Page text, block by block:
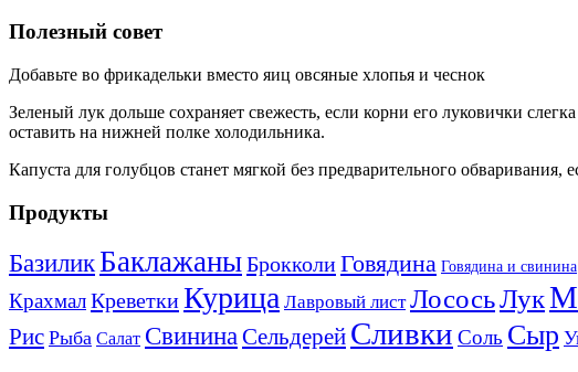
Полезный совет
Добавьте во фрикадельки вместо яиц овсяные хлопья и чеснок
Зеленый лук дольше сохраняет свежесть, если корни его луковички
оставить на нижней полке холодильника.
Капуста для голубцов станет мягкой без предварительного
Продукты
БазиликБаклажаныБрокколиГовядина Говядина и свинина
КрахмалКреветкиКурица Лавровый лист ЛососьЛук
Рис Рыба Салат СвининаСельдерей Сливки Соль Сыр